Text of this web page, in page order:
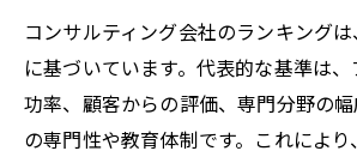
コンサルティング会社のランキング
に基づいています。代表的な基準は
功率、顧客からの評価、専門分野の
の専門性や教育体制です。これによ